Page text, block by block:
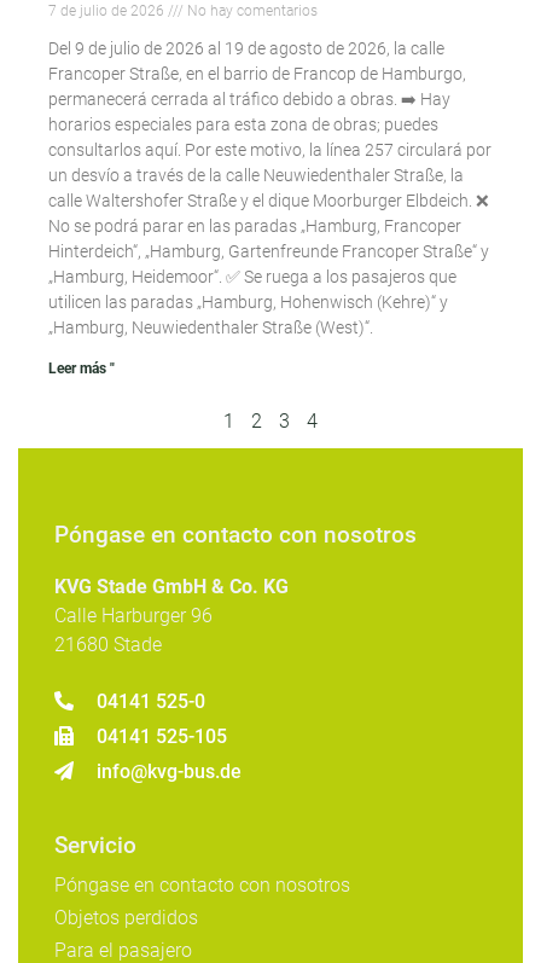
7 de julio de 2026 No hay comentarios
Del 9 de julio de 2026 al 19 de agosto de 2026, la calle
Francoper Straße, en el barrio de Francop de Hamburgo,
permanecerá cerrada al tráfico debido a obras. ➡️ Hay
horarios especiales para esta zona de obras; puedes
consultarlos aquí. Por este motivo, la línea 257 circulará por
un desvío a través de la calle Neuwiedenthaler Straße, la
calle Waltershofer Straße y el dique Moorburger Elbdeich. ❌
No se podrá parar en las paradas „Hamburg, Francoper
Hinterdeich“, „Hamburg, Gartenfreunde Francoper Straße“ y
„Hamburg, Heidemoor“. ✅ Se ruega a los pasajeros que
utilicen las paradas „Hamburg, Hohenwisch (Kehre)“ y
„Hamburg, Neuwiedenthaler Straße (West)“.
Leer más "
1 2 3 4
Póngase en contacto con nosotros
KVG Stade GmbH & Co. KG
Calle Harburger 96
21680 Stade
04141 525-0
04141 525-105
info@kvg-bus.de
Servicio
Póngase en contacto con nosotros
Objetos perdidos
Para el pasajero